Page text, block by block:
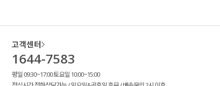
고객센터
1644-7583
평일 09:30~17:00 토요일 10:00~15:00